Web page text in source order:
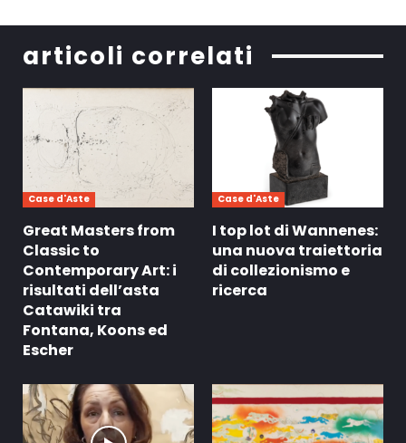
articoli correlati
Case d'Aste
Great Masters from
Classic to
Contemporary Art: i
risultati dell’asta
Catawiki tra
Fontana, Koons ed
Escher
Case d'Aste
I top lot di Wannenes:
una nuova traiettoria
di collezionismo e
ricerca